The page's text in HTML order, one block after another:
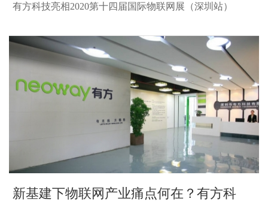
有方科技亮相2020第十四届国际物联网展（深圳站）
新基建下物联网产业痛点何在？有方科